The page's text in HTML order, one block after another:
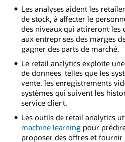
Les analyses aident les
de stock, à affecter le
des niveaux qui attireront les
aux entreprises des marges
gagner des parts de marché.
Le retail analytics exploite
de données, telles que les
vente, les enregistrements
systèmes qui suivent les
service client.
Les outils de retail analytics
machine learningpour
proposer des offres et